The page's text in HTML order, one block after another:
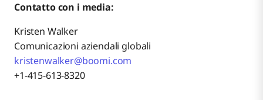
Contatto con i media:
Kristen Walker
Comunicazioni aziendali globali
kristenwalker@boomi.com
+1-415-613-8320